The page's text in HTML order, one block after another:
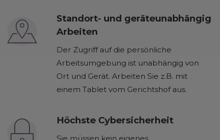
Standort- und geräteunabhängig
Arbeiten
Der Zugriff auf die persönliche
Arbeitsumgebung ist unabhängig von
Ort und Gerät. Arbeiten Sie z.B. mit
einem Tablet vom Gerichtshof aus.
Höchste Cybersicherheit